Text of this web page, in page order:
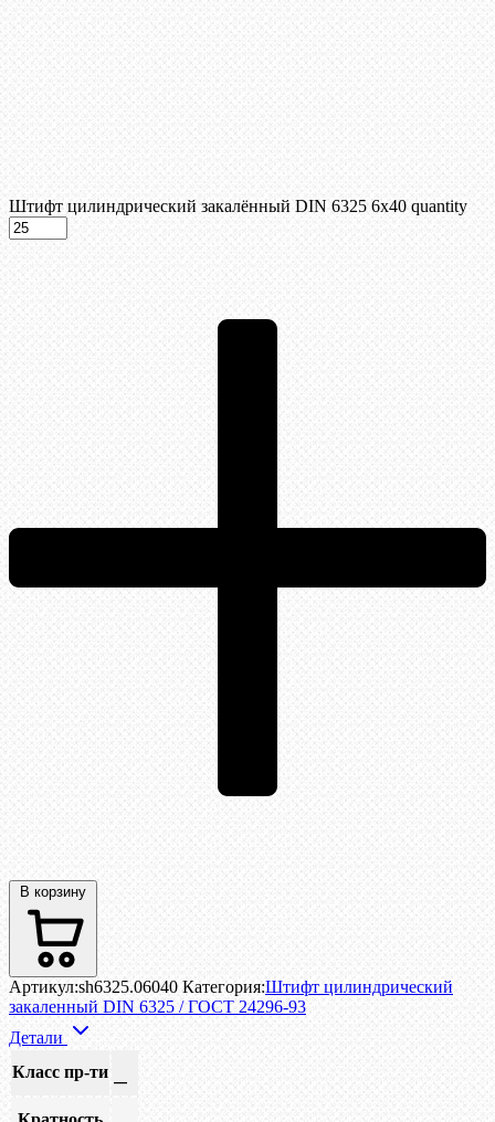
Штифт цилиндрический закалённый DIN 6325 6х40 quantity
В корзину
Артикул:sh6325.06040 Категория:Штифт цилиндрический
закаленный DIN 6325 / ГОСТ 24296-93
Детали
Класс пр-ти —